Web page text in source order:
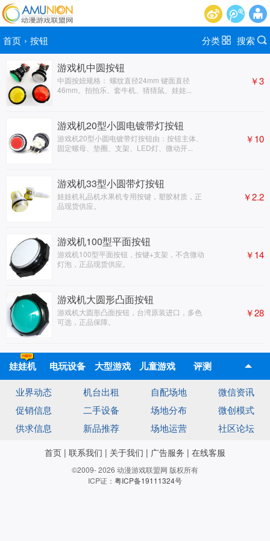
首页 › 按钮 搜索
分类
游戏机中圆按钮
中圆按妞规格： 螺纹直径24mm 键面直径
46mm。拍拍乐、套牛机、猜猜鼠、娃娃...
￥3
游戏机20型小圆电镀带灯按钮
游戏机20型小圆电镀带灯按钮由：按钮主体、
固定螺母、垫圈、支架、LED灯、微动开...
￥10
游戏机33型小圆带灯按钮
娃娃机礼品机水果机专用按键，塑胶材质，正
品现货供应。
￥2.2
游戏机100型平面按钮
游戏机100型平面按钮，按键+支架，不含微动
灯泡，正品现货供应。
￥14
游戏机大圆形凸面按钮
游戏机大圆形凸面按钮，台湾原装进口，多色
可选，正品保障。
￥28
娃娃机 电玩设备 大型游戏
机
儿童游戏
机
评测
业界动态 机台出租 自配场地
微信资讯
促销信息
二手设备 场地分布
微创模式
供求信息
新品推荐 场地运营 社区论坛
首页 | 联系我们 | 关于我们 | 广告服务 | 在线客服
©2009- 2026 动漫游戏联盟网 版权所有
ICP证： 粤ICP备19111324号